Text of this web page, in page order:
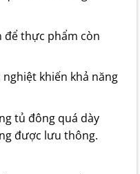
để thực phẩm còn
khiến khả năng
tủ đông quá dày
được lưu thông.